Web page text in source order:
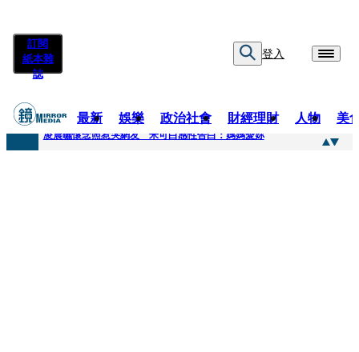
訂閱
紙本雜
誌
登入
最新 娛樂 政治社會 財經理財 人物 美
快訊
凌晨曬懷念照惹哭網友 米可白感性告白：媽媽愛妳